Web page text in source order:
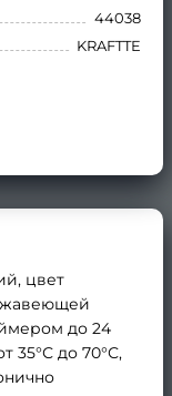
44038
KRAFTTE
цвет
до 24
35°С до 70°С,